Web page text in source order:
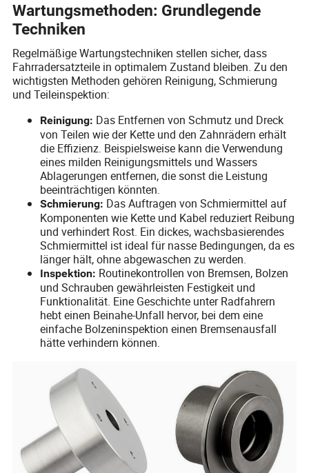
Wartungsmethoden: Grundlegende
Techniken
Regelmäßige Wartungstechniken stellen sicher, dass
Fahrradersatzteile in optimalem Zustand bleiben. Zu den
wichtigsten Methoden gehören Reinigung, Schmierung
und Teileinspektion:
Reinigung: Das Entfernen von Schmutz und Dreck
von Teilen wie der Kette und den Zahnrädern erhält
die Effizienz. Beispielsweise kann die Verwendung
eines milden Reinigungsmittels und Wassers
Ablagerungen entfernen, die sonst die Leistung
beeinträchtigen könnten.
Schmierung: Das Auftragen von Schmiermittel auf
Komponenten wie Kette und Kabel reduziert Reibung
und verhindert Rost. Ein dickes, wachsbasierendes
Schmiermittel ist ideal für nasse Bedingungen, da es
länger hält, ohne abgewaschen zu werden.
Inspektion: Routinekontrollen von Bremsen, Bolzen
und Schrauben gewährleisten Festigkeit und
Funktionalität. Eine Geschichte unter Radfahrern
hebt einen Beinahe-Unfall hervor, bei dem eine
einfache Bolzeninspektion einen Bremsenausfall
hätte verhindern können.